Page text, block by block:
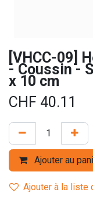
[VHCC-09]
- Coussin -
x 10 cm
CHF 40.11
Ajouter au
Ajouter à la liste